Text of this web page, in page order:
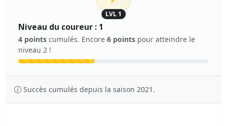
LVL 1
Niveau du coureur : 1
4 points cumulés. Encore 6 points pour atteindre le
niveau 2 !
Succès cumulés depuis la saison 2021.